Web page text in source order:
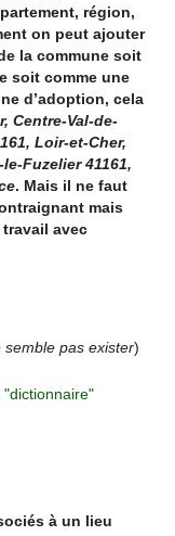
région,
on peut ajouter
la commune soit
soit comme une
d’adoption, cela
Centre-Val-de-
Loir-et-Cher,
Fuzelier 41161,
. Mais il ne faut
mais
travail avec
semble pas exister)
à un lieu